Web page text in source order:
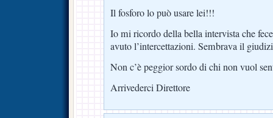
Il fosforo lo può usare lei!!!
Io mi ricordo della bella intervista che
avuto l’intercettazioni. Sembrava il
Non c’è peggior sordo di chi non vuol
Arrivederci Direttore